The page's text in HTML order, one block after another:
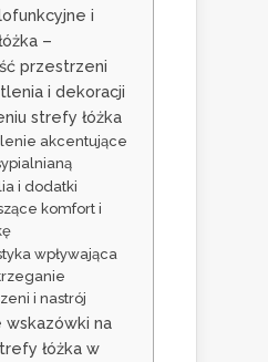
i
–
przestrzeni
i dekoracji
strefy łóżka
akcentujące
i dodatki
komfort i
wpływająca
i nastrój
wskazówki na
łóżka w